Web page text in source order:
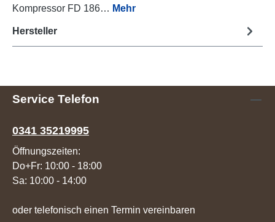
Kompressor FD 186… Mehr
Hersteller
Service Telefon
0341 35219995
Öffnungszeiten:
Do+Fr: 10:00 - 18:00
Sa: 10:00 - 14:00
oder telefonisch einen Termin vereinbaren